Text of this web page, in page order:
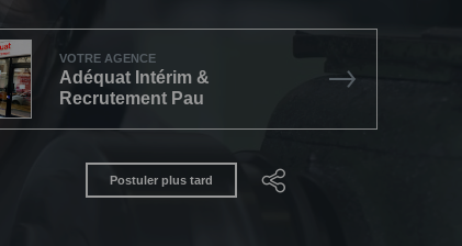
VOTRE AGENCE
Adéquat Intérim &
Recrutement Pau
Postuler plus tard